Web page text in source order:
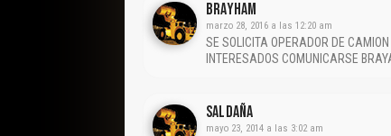
Brayham
marzo 28, 2016 a las 12:20 am
SE SOLICITA OPERADOR DE
INTERESADOS COMUNICARSE
Saldaña
mayo 23, 2014 a las 3:02 am